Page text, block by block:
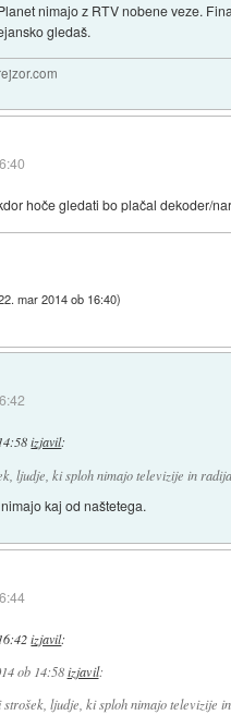
nimajo z RTV nobene veze.
gledaš.
hoče gledati bo plačal dekoder/
mar 2014 ob 16:40)
izjavil:
ljudje, ki sploh nimajo televizije in
kaj od naštetega.
izjavil:
ob 14:58 izjavil:
ljudje, ki sploh nimajo televizije